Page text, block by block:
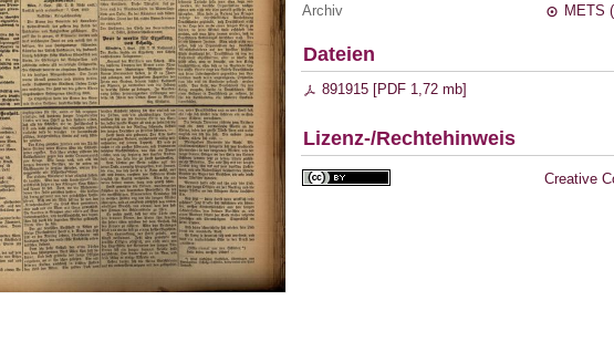
Archiv
METS
Dateien
891915 [PDF 1,72 mb]
Lizenz-/Rechtehinweis
Creative